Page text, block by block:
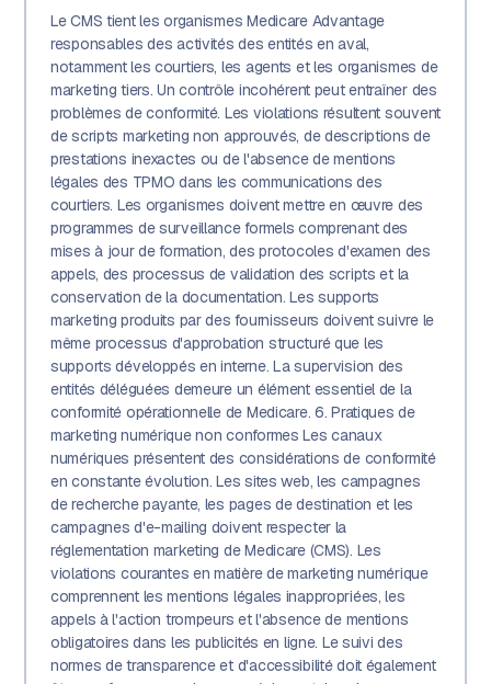
Le CMS tient les organismes Medicare Advantage
responsables des activités des entités en aval,
notamment les courtiers, les agents et les organismes de
marketing tiers. Un contrôle incohérent peut entraîner des
problèmes de conformité. Les violations résultent souvent
de scripts marketing non approuvés, de descriptions de
prestations inexactes ou de l'absence de mentions
légales des TPMO dans les communications des
courtiers. Les organismes doivent mettre en œuvre des
programmes de surveillance formels comprenant des
mises à jour de formation, des protocoles d'examen des
appels, des processus de validation des scripts et la
conservation de la documentation. Les supports
marketing produits par des fournisseurs doivent suivre le
même processus d'approbation structuré que les
supports développés en interne. La supervision des
entités déléguées demeure un élément essentiel de la
conformité opérationnelle de Medicare. 6. Pratiques de
marketing numérique non conformes Les canaux
numériques présentent des considérations de conformité
en constante évolution. Les sites web, les campagnes
de recherche payante, les pages de destination et les
campagnes d'e-mailing doivent respecter la
réglementation marketing de Medicare (CMS). Les
violations courantes en matière de marketing numérique
comprennent les mentions légales inappropriées, les
appels à l'action trompeurs et l'absence de mentions
obligatoires dans les publicités en ligne. Le suivi des
normes de transparence et d'accessibilité doit également